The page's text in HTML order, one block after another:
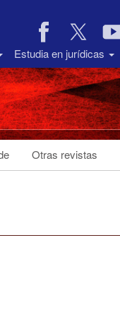
Estudia en jurídicas
Otras revistas